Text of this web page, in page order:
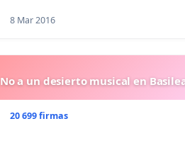
8 Mar 2016
No a un desierto musical en
20 699 firmas